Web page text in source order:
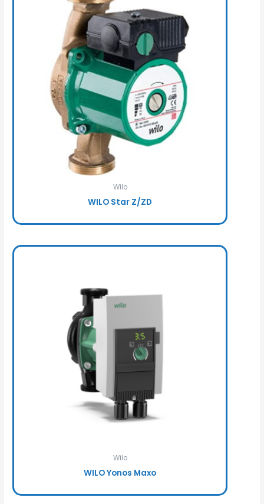
Wilo
WILO Star Z/ZD
Wilo
WILO Yonos Maxo